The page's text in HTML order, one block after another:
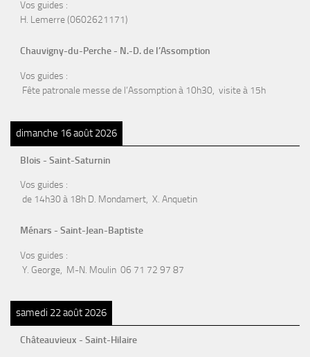
Vos guides :
H. Lemerre (0602621171)
Chauvigny-du-Perche - N.-D. de l’Assomption
Vos guides :
Fête patronale messe de l’Assomption à 10h30, visite à 15h
dimanche 16 août 2026
Blois - Saint-Saturnin
Vos guides :
de 14h30 à 18h D. Mondamert, X. Anquetin
Ménars - Saint-Jean-Baptiste
Vos guides :
Y. George, M-N. Moulin 06 71 72 97 87
samedi 22 août 2026
Châteauvieux - Saint-Hilaire